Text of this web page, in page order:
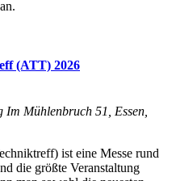
(ATT) 2026
Im Mühlenbruch 51, Essen,
ist eine Messe rund
die größte Veranstaltung